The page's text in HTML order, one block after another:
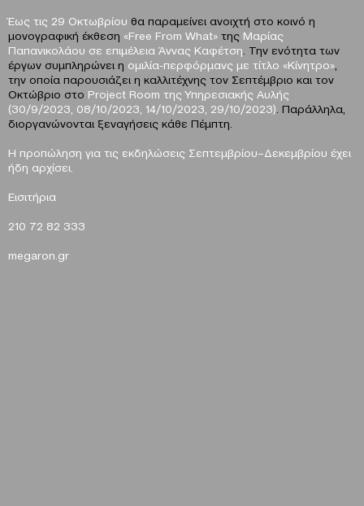
Έως τις 29 Οκτωβρίου θα παραμείνει ανοιχτή στο κοινό η
μονογραφική έκθεση «Free From What» της Μαρίας
Παπανικολάου σε επιμέλεια Άννας Καφέτση . Την ενότητα των
έργων συμπληρώνει η ομιλία-περφόρμανς με τίτλο «Κίνητρο»
την οποία παρουσιάζει η καλλιτέχνης τον Σεπτέμβριο και τον
Οκτώβριο στο Project Room της Υπηρεσιακής Αυλής
(30/9/2023, 08/10/2023, 14/10/2023, 29/10/2023) . Παράλληλα,
διοργανώνονται ξεναγήσεις κάθε Πέμπτη.
Η προπώληση για τις εκδηλώσεις Σεπτεμβρίου–Δεκεμβρίου έχει
ήδη αρχίσει.
Eισιτήρια
210 72 82 333
megaron gr